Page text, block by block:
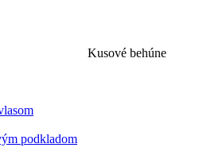
Kusové behúne
podkladom